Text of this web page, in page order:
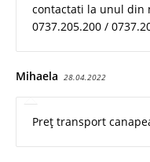
contactati la unul din
0737.205.200 /
Mihaela 28.04.2022
Preț transport